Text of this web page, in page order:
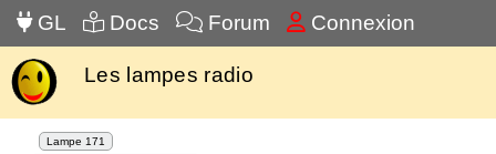
GL Docs Forum Connexion
Les lampes radio
Lampe 171